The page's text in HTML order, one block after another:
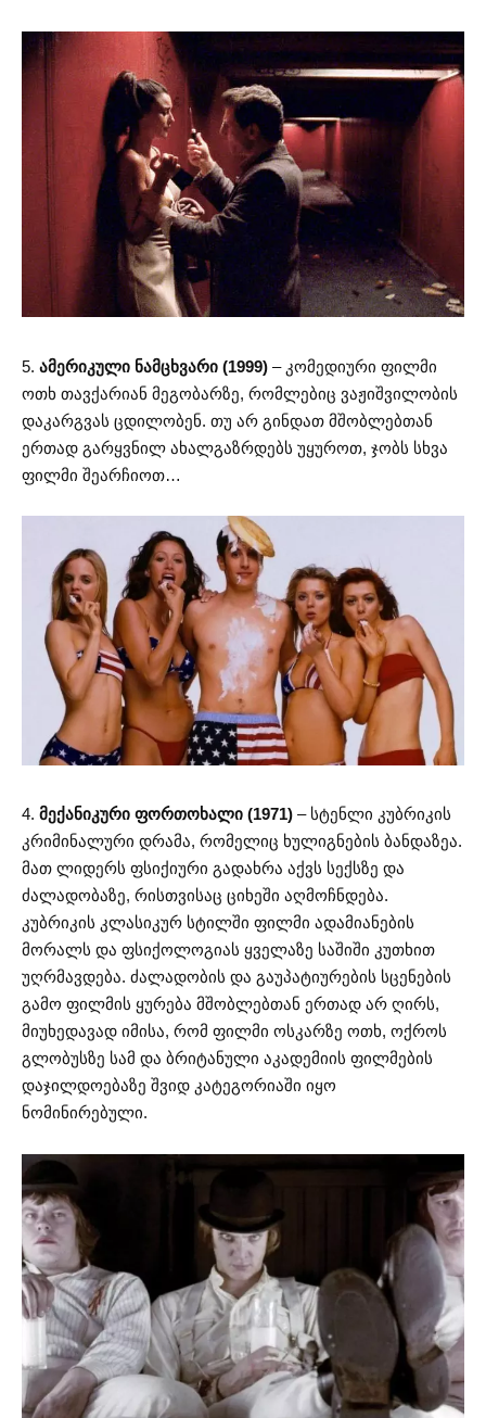
5. ამერიკული ნამცხვარი (1999) – კომედიური ფილმი
ოთხ თავქარიან მეგობარზე, რომლებიც ვაჟიშვილობის
დაკარგვას ცდილობენ. თუ არ გინდათ მშობლებთან
ერთად გარყვნილ ახალგაზრდებს უყუროთ, ჯობს სხვა
ფილმი შეარჩიოთ…
4. მექანიკური ფორთოხალი (1971) – სტენლი კუბრიკის
კრიმინალური დრამა, რომელიც ხულიგნების ბანდაზეა.
მათ ლიდერს ფსიქიური გადახრა აქვს სექსზე და
ძალადობაზე, რისთვისაც ციხეში აღმოჩნდება.
კუბრიკის კლასიკურ სტილში ფილმი ადამიანების
მორალს და ფსიქოლოგიას ყველაზე საშიში კუთხით
უღრმავდება. ძალადობის და გაუპატიურების სცენების
გამო ფილმის ყურება მშობლებთან ერთად არ ღირს,
მიუხედავად იმისა, რომ ფილმი ოსკარზე ოთხ, ოქროს
გლობუსზე სამ და ბრიტანული აკადემიის ფილმების
დაჯილდოებაზე შვიდ კატეგორიაში იყო
ნომინირებული.